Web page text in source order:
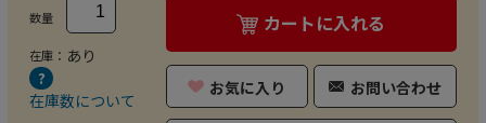
数量
在庫： あり
在庫数について
カートに入れる
お気に入り お問い合わせ